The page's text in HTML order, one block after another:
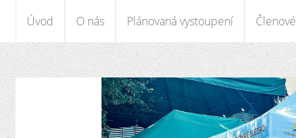
Úvod O nás Plánovaná vystoupení Členové